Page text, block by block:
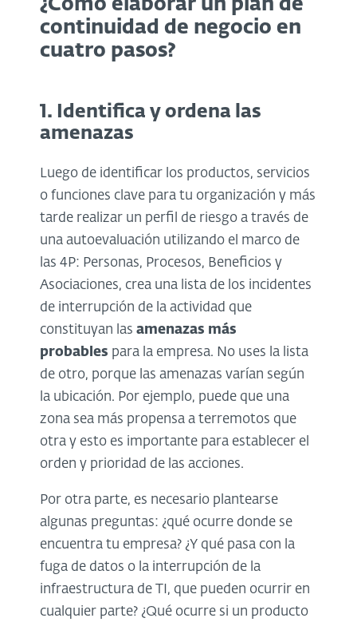
¿Cómo elaborar un plan de
continuidad de negocio en
cuatro pasos?
1. Identifica y ordena las
amenazas
Luego de identificar los productos, servicios
o funciones clave para tu organización y más
tarde realizar un perfil de riesgo a través de
una autoevaluación utilizando el marco de
las 4P: Personas, Procesos, Beneficios y
Asociaciones, crea una lista de los incidentes
de interrupción de la actividad que
constituyan las amenazas más
probables para la empresa. No uses la lista
de otro, porque las amenazas varían según
la ubicación. Por ejemplo, puede que una
zona sea más propensa a terremotos que
otra y esto es importante para establecer el
orden y prioridad de las acciones.
Por otra parte, es necesario plantearse
algunas preguntas: ¿qué ocurre donde se
encuentra tu empresa? ¿Y qué pasa con la
fuga de datos o la interrupción de la
infraestructura de TI, que pueden ocurrir en
cualquier parte? ¿Qué ocurre si un producto